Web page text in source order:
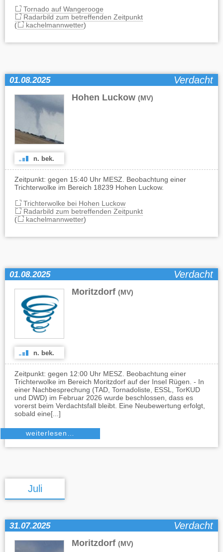
Tornado auf Wangerooge
Radarbild zum betreffenden Zeitpunkt
(
kachelmannwetter)
01.08.2025 Verdacht
Hohen Luckow (MV)
n. bek.
Zeitpunkt: gegen 15:40 Uhr MESZ. Beobachtung einer
Trichterwolke im Bereich 18239 Hohen Luckow.
Trichterwolke bei Hohen Luckow
Radarbild zum betreffenden Zeitpunkt
(
kachelmannwetter)
01.08.2025 Verdacht
Moritzdorf (MV)
n. bek.
Zeitpunkt: gegen 12:00 Uhr MESZ. Beobachtung einer
Trichterwolke im Bereich Moritzdorf auf der Insel Rügen. - In
einer Nachbesprechung (TAD, Tornadoliste, ESSL, TorKUD
und DWD) im Februar 2026 wurde beschlossen, dass es
vorerst beim Verdachtsfall bleibt. Eine Neubewertung erfolgt,
sobald eine[...]
weiterlesen…
Juli
31.07.2025 Verdacht
Moritzdorf (MV)